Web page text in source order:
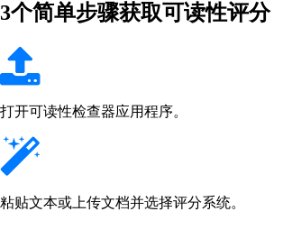
3个简单步骤获取可读性评分
打开可读性检查器应用程序。
粘贴文本或上传文档并选择评分系统。